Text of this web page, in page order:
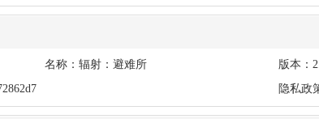
名称： 辐射：避难所 版本：
隐私政